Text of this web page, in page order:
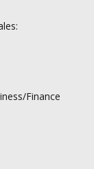
Finance